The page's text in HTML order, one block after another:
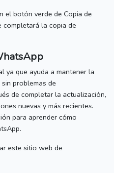
el botón verde de Copia de
completará la copia de
ya que ayuda a mantener la
problemas de
de completar la actualización,
nuevas y más recientes.
para aprender cómo
este sitio web de